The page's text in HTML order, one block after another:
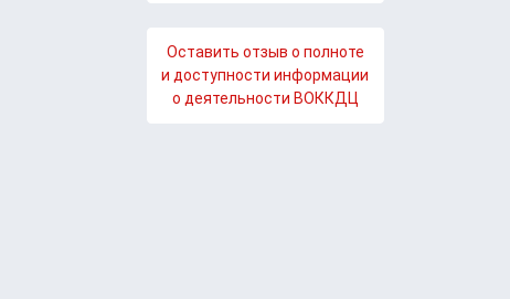
Оставить отзыв о полноте
и доступности информации
о деятельности ВОККДЦ